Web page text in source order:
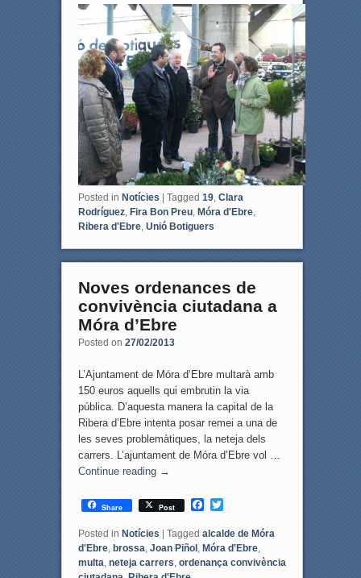
c
e
b
o
o
k
i
t
t
e
r
Posted in Notícies Tagged 19, Clara
Rodríguez, Fira Bon Preu, Móra d'Ebre,
Ribera d'Ebre, Unió Botiguers
Noves ordenances de
convivència ciutadana a
Móra d’Ebre
Posted on 27/02/2013
L’Ajuntament de Móra d’Ebre multarà amb
150 euros aquells qui embrutin la via
pública. D’aquesta manera la capital de la
Ribera d’Ebre intenta posar remei a una de
les seves problemàtiques, la neteja dels
carrers. L’ajuntament de Móra d’Ebre vol …
Continue reading →
Share Post
F
c
e
b
o
T
i
t
t
e
Posted in Notícies | Tagged alcalde de Móra
d'Ebre, brossa Joan Piñol, Móra d'Ebre,
multa neteja carrers ordenança convivència